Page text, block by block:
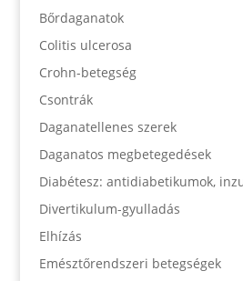
Bőrdaganatok
Colitis ulcerosa
Crohn-betegség
Csontrák
Daganatellenes szerek
Daganatos megbetegedések
Diabétesz: antidiabetikumok,
Divertikulum-gyulladás
Elhízás
Emésztőrendszeri betegségek